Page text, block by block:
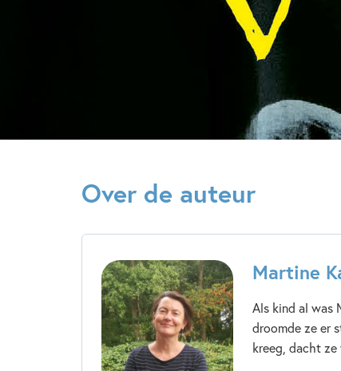
Over de auteur
Martine
Als kind al was
droomde ze er
kreeg, dacht ze